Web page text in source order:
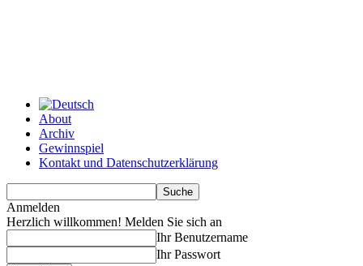
About
Archiv
Gewinnspiel
Kontakt und Datenschutzerklärung
Anmelden
Herzlich willkommen! Melden Sie sich an
Ihr Benutzername
Ihr Passwort